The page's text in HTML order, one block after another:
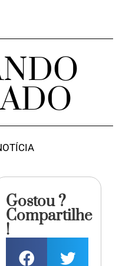
Gostou ?
Compartilhe
!